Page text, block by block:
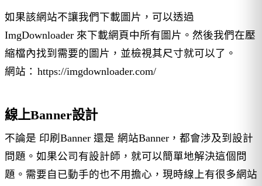
如果該網站不讓我們下載圖片，可以透過
ImgDownloader 來下載網頁中所有圖片。然後我們在壓
縮檔內找到需要的圖片，並檢視其尺寸就可以了。
網站： https://imgdownloader.com/
線上Banner設計
不論是 印刷Banner 還是 網站Banner，都會涉及到設計
問題。如果公司有設計師，就可以簡單地解決這個問
題。需要自已動手的也不用擔心，現時線上有很多網站